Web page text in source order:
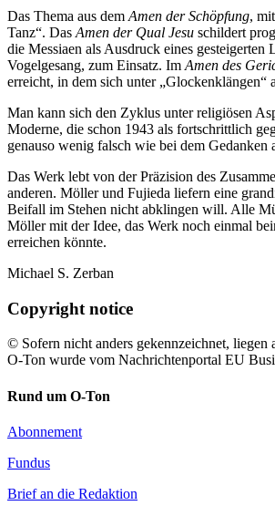
Das Thema aus dem Amen der Schöpfung,
Tanz“. Das Amen der Qual Jesu schildert
die Messiaen als Ausdruck eines
Vogelgesang, zum Einsatz. Im Amen des
erreicht, in dem sich unter „Glockenklängen“
Man kann sich den Zyklus unter religiösen
Moderne, die schon 1943 als fortschrittlich
genauso wenig falsch wie bei dem
Das Werk lebt von der Präzision des
anderen. Möller und Fujieda liefern eine
Beifall im Stehen nicht abklingen will. Alle
Möller mit der Idee, das Werk noch einmal
erreichen könnte.
Michael S. Zerban
Copyright notice
© Sofern nicht anders gekennzeichnet, liegen
O-Ton wurde vom Nachrichtenportal EU
Rund um O-Ton
Abonnement
Fundus
Brief an die Redaktion